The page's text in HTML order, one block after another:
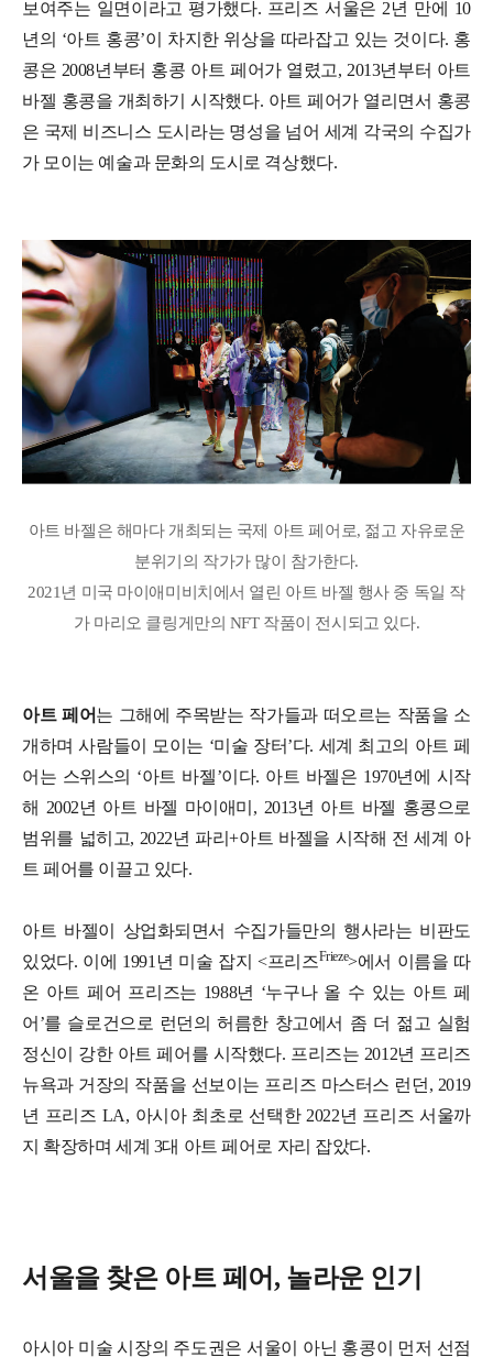
보여주는 일면이라고 평가했다. 프리즈 서울은 2년 만에 10
년의 ‘아트 홍콩’이 차지한 위상을 따라잡고 있는 것이다. 홍
콩은 2008년부터 홍콩 아트 페어가 열렸고, 2013년부터 아트
바젤 홍콩을 개최하기 시작했다. 아트 페어가 열리면서 홍콩
은 국제 비즈니스 도시라는 명성을 넘어 세계 각국의 수집가
가 모이는 예술과 문화의 도시로 격상했다.
아트 바젤은 해마다 개최되는 국제 아트 페어로, 젊고 자유로운
분위기의 작가가 많이 참가한다.
2021년 미국 마이애미비치에서 열린 아트 바젤 행사 중 독일 작
가 마리오 클링게만의 NFT 작품이 전시되고 있다.
아트 페어는 그해에 주목받는 작가들과 떠오르는 작품을 소
개하며 사람들이 모이는 ‘미술 장터’다. 세계 최고의 아트 페
어는 스위스의 ‘아트 바젤’이다. 아트 바젤은 1970년에 시작
해 2002년 아트 바젤 마이애미, 2013년 아트 바젤 홍콩으로
범위를 넓히고, 2022년 파리+아트 바젤을 시작해 전 세계 아
트 페어를 이끌고 있다.
아트 바젤이 상업화되면서 수집가들만의 행사라는 비판도
있었다. 이에 1991년 미술 잡지 <프리즈Frieze>에서 이름을 따
온 아트 페어 프리즈는 1988년 ‘누구나 올 수 있는 아트 페
어’를 슬로건으로 런던의 허름한 창고에서 좀 더 젊고 실험
정신이 강한 아트 페어를 시작했다. 프리즈는 2012년 프리즈
뉴욕과 거장의 작품을 선보이는 프리즈 마스터스 런던, 2019
년 프리즈 LA, 아시아 최초로 선택한 2022년 프리즈 서울까
지 확장하며 세계 3대 아트 페어로 자리 잡았다.
서울을 찾은 아트 페어, 놀라운 인기
아시아 미술 시장의 주도권은 서울이 아닌 홍콩이 먼저 선점